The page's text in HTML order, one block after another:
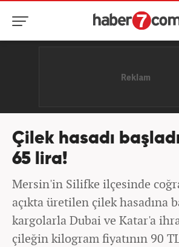
Çilek hasadı
65 lira!
Mersin'in Silifke ilçesinde
açıkta üretilen çilek hasadına
kargolarla Dubai ve Katar'a
çileğin kilogram fiyatının 90